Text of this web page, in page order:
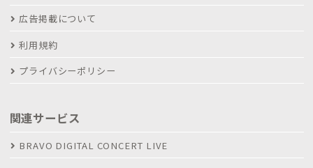
広告掲載について
利用規約
プライバシーポリシー
関連サービス
BRAVO DIGITAL CONCERT LIVE